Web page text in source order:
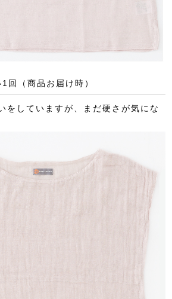
回（商品お届け時）
をしていますが、まだ硬さが気にな